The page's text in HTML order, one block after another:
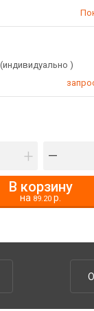
)
+ –
В корзину
на 89.20 р.